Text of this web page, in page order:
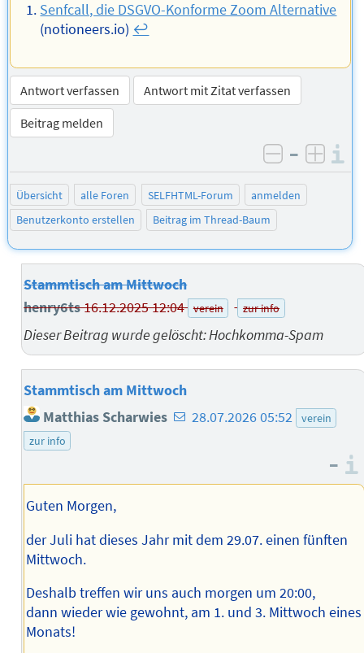
Senfcall, die DSGVO-Konforme Zoom Alternative
(notioneers.io) ↩︎
Antwort verfassen
Antwort mit Zitat verfassen
Beitrag melden
negativ
–
Übersicht alle Foren SELFHTML-Forum
anmelden
Benutzerkonto erstellen
Beitrag im Thread-Baum
Stammtisch am Mittwoch
henry6ts16.12.2025 12:04 verein zur info
Dieser Beitrag wurde gelöscht: Hochkomma-Spam
Stammtisch am Mittwoch
Matthias Scharwies E-
des
28.07.2026 05:52
verein
zur info
–
Guten Morgen,
der Juli hat dieses Jahr mit dem 29.07. einen fünften
Mittwoch.
Deshalb treffen wir uns auch morgen um 20:00,
dann wieder wie gewohnt, am 1. und 3. Mittwoch eines
Monats!